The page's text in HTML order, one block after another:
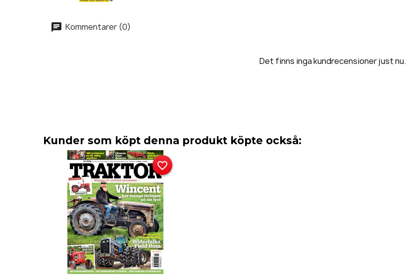
Kommentarer (0)
Det finns inga kundrecensioner just nu.
Kunder som köpt denna produkt köpte också:
favorite_border